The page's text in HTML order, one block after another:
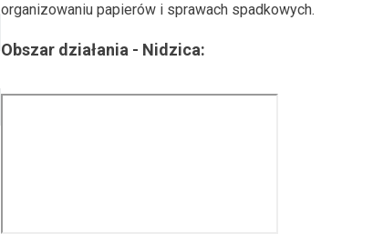
organizowaniu papierów i sprawach spadkowych.
Obszar działania - Nidzica: